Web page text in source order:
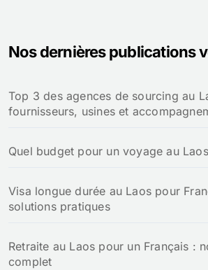
Nos dernières publications
Top 3 des agences de sourcing au
fournisseurs, usines et
Quel budget pour un voyage au
Visa longue durée au Laos pour
solutions pratiques
Retraite au Laos pour un Français :
complet